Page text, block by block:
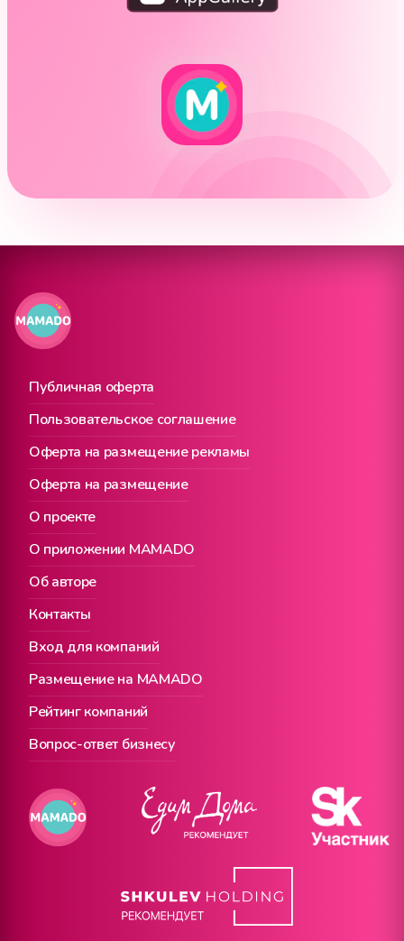
Публичная оферта
О проекте
Вход для компаний
Пользовательское соглашение
О приложении MAMADO
Размещение на MAMADO
Оферта на размещение рекламы
Об авторе
Рейтинг компаний
Оферта на размещение
Контакты
Вопрос-ответ бизнесу